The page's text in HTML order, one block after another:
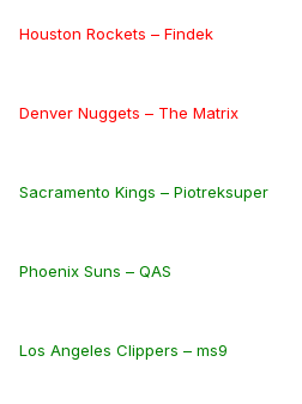
Houston Rockets – Findek
Denver Nuggets – The Matrix
Sacramento Kings – Piotreksuper
Phoenix Suns – QAS
Los Angeles Clippers – ms9